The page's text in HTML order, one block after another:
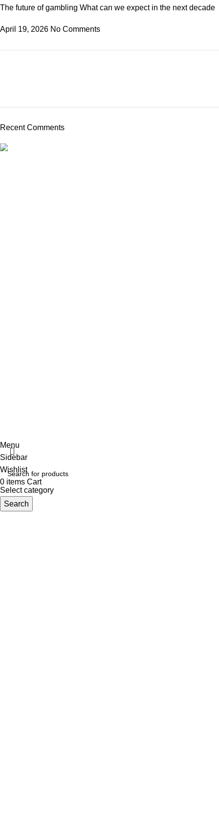
The future of gambling What can we expect in the next decade
April 19, 2026 No Comments
Recent Comments
Select category
Search
Menu
Sidebar
Wishlist
0 items Cart